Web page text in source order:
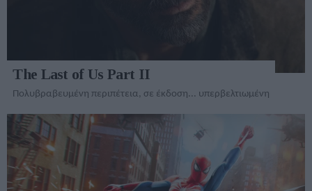
The Last of Us Part II
Πολυβραβευμένη περιπέτεια, σε έκδοση... υπερβελτιωμένη